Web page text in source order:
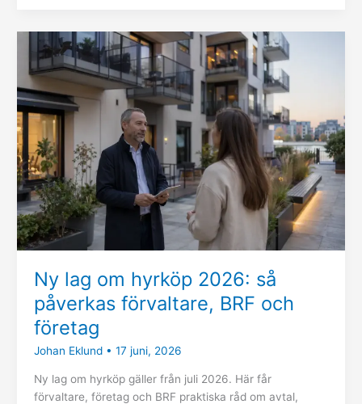
Ny lag om hyrköp 2026: så
påverkas förvaltare, BRF och
företag
Johan Eklund • 17 juni, 2026
Ny lag om hyrköp gäller från juli 2026. Här får
förvaltare, företag och BRF praktiska råd om avtal,
Ny
lag
om
hyrköp
2026:
påverkas
förvaltare,
BRF
och
företag